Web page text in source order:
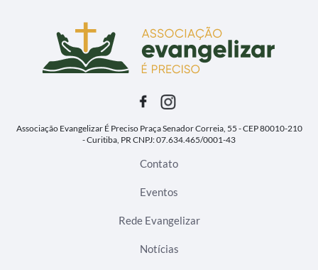
Associação Evangelizar É PrecisoPraça Senador Correia, 55 - CEP 80010-210
- Curitiba, PRCNPJ: 07.634.465/0001-43
Contato
Eventos
Rede Evangelizar
Notícias